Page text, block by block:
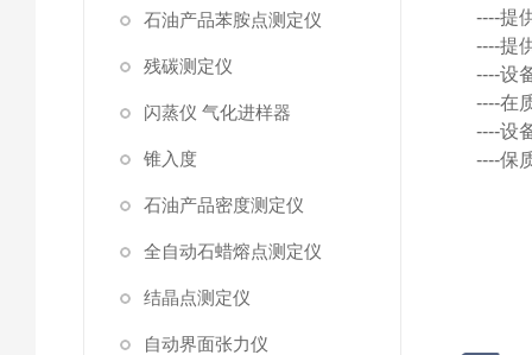
石油产品苯胺点测定仪
残碳测定仪
闪蒸仪 气化进样器
锥入度
石油产品密度测定仪
全自动石蜡熔点测定仪
结晶点测定仪
自动界面张力仪
----提
----提
----设
----在
----设
----保